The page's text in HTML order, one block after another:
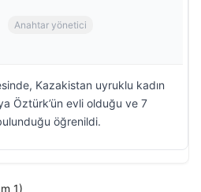
Anahtar yönetici
Kazakistan uyruklu kadın
Öztürk’ün evli olduğu ve 7
öğrenildi.
1)